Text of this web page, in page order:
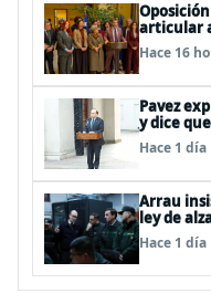
articular
Hace 16
Pavez
y dice
policías,
analizar”
Hace 1 día
Arrau
ley de
porque ya
Hace 1 día